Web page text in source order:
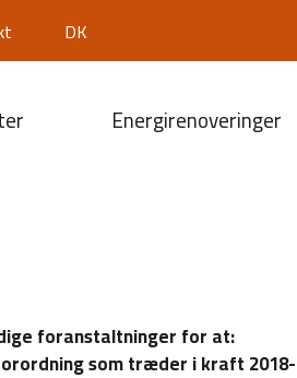
DK
Energirenoveringer
foranstaltninger for at:
som træder i kraft